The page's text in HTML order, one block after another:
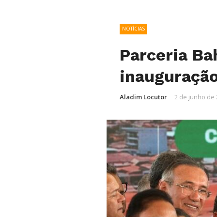
NOTÍCIAS
Parceria
Aladim Locutor 2 de junho de